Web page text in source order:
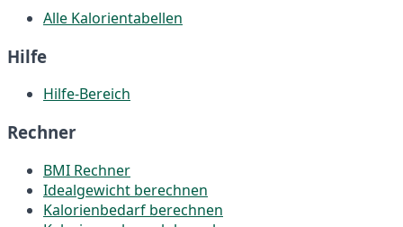
Alle Kalorientabellen
Hilfe
Hilfe-Bereich
Rechner
BMI Rechner
Idealgewicht berechnen
Kalorienbedarf berechnen